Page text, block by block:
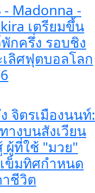
- Madonna -
เตรียมขึ้น
กครึ่ง รอบชิง
ลิศฟุตบอลโลก
จิตรเมืองนนท์:
างบนสังเวียน
ผู้ที่ใช้ "มวย"
ข็มทิศกำหนด
ชีวิต